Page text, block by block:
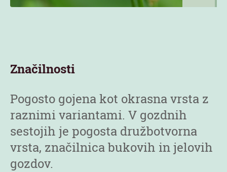
Značilnosti
Pogosto gojena kot okrasna vrsta z
raznimi variantami. V gozdnih
sestojih je pogosta družbotvorna
vrsta, značilnica bukovih in jelovih
gozdov.